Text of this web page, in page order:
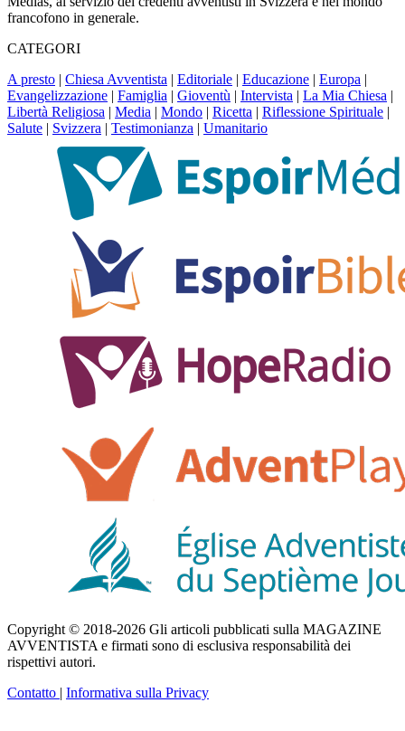
francofono in generale.
CATEGORI
A presto | Chiesa Avventista | Editoriale | Educazione | Europa |
Evangelizzazione | Famiglia | Gioventù | Intervista | La Mia Chiesa |
Libertà Religiosa | Media | Mondo | Ricetta | Riflessione Spirituale |
Salute | Svizzera | Testimonianza | Umanitario
Copyright © 2018-2026 Gli articoli pubblicati sulla MAGAZINE
AVVENTISTA e firmati sono di esclusiva responsabilità dei
rispettivi autori.
Contatto | Informativa sulla Privacy